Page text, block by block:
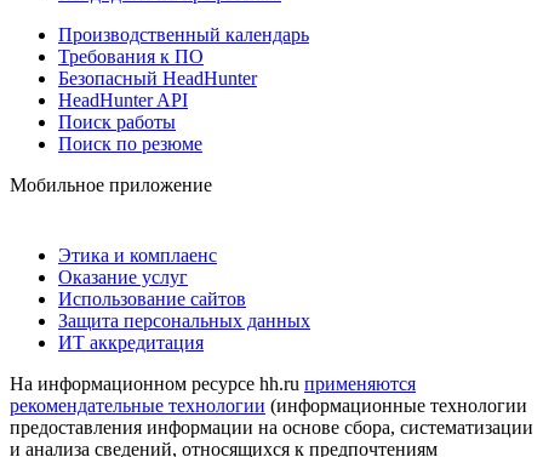
Производственный календарь
Требования к ПО
Безопасный HeadHunter
HeadHunter API
Поиск работы
Поиск по резюме
Мобильное приложение
Этика и комплаенс
Оказание услуг
Использование сайтов
Защита персональных данных
ИТ аккредитация
На информационном ресурсе hh.ru применяются
рекомендательные технологии (информационные технологии
предоставления информации на основе сбора, систематизации
и анализа сведений, относящихся к предпочтениям